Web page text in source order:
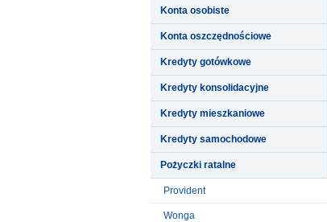
Konta osobiste
Konta oszczędnościowe
Kredyty gotówkowe
Kredyty konsolidacyjne
Kredyty mieszkaniowe
Kredyty samochodowe
Pożyczki ratalne
Provident
Wonga